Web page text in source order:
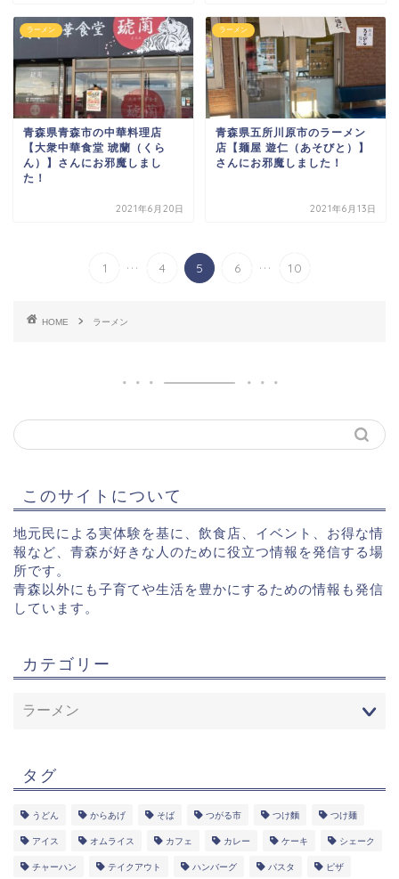
ラーメン
青森県青森市の中華料理店
【大衆中華食堂 琥蘭（くら
ん）】さんにお邪魔しまし
た！
2021年6月20日
ラーメン
青森県五所川原市のラーメン
店【麺屋 遊仁（あそびと）】
さんにお邪魔しました！
2021年6月13日
1 ... 4 5 6 ... 10
HOME ラーメン
このサイトについて
地元民による実体験を基に、飲食店、イベント、お得な情
報など、青森が好きな人のために役立つ情報を発信する場
所です。
青森以外にも子育てや生活を豊かにするための情報も発信
しています。
カテゴリー
タグ
うどん からあげ そば つがる市 つけ麵 つけ麺
アイス オムライス カフェ カレー ケーキ シェーク
チャーハン テイクアウト ハンバーグ パスタ ピザ